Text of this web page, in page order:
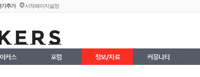
추가 시작페이지설정
커스 포럼 정보/자료 커뮤니티